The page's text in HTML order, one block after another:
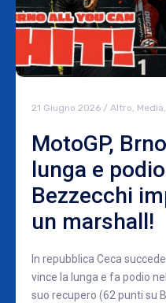
21 Giugno 2026 / Altro Media
MotoGP,
lunga e
Bezzecchi
un marshall!
In repubblica Ceca
vince la lunga e fa podio
suo recupero (62 punti su